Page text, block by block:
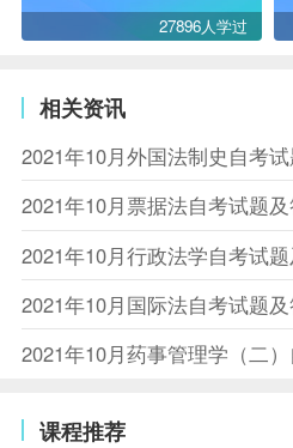
27896人学过
相关资讯
2021年10月外国法制史自考
2021年10月票据法自考试题
2021年10月行政法学自考试
2021年10月国际法自考试题
2021年10月药事管理学（二
课程推荐